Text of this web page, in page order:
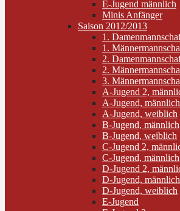
E-Jugend männlich
Minis Anfänger
Saison 2012/2013
1.
1.
2.
2.
3.
A-Jugend 2,
A-Jugend, männlich
A-Jugend, weiblich
B-Jugend, männlich
B-Jugend, weiblich
C-Jugend 2,
C-Jugend, männlich
D-Jugend 2,
D-Jugend, männlich
D-Jugend, weiblich
E-Jugend